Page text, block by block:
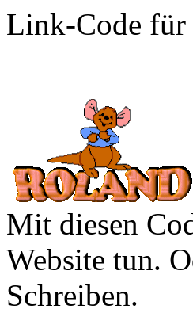
Link-Code für
Mit diesen
Website tun.
Schreiben.